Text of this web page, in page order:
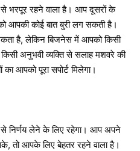
भरपूर रहने वाला है। आप दूसरों के
आपकी कोई बात बुरी लग सकती है।
है, लेकिन बिजनेस में आपको किसी
अनुभवी व्यक्ति से सलाह मशवरे की
आपको पूरा सपोर्ट मिलेगा।
निर्णय लेने के लिए रहेगा। आप अपने
तो आपके लिए बेहतर रहने वाला है।